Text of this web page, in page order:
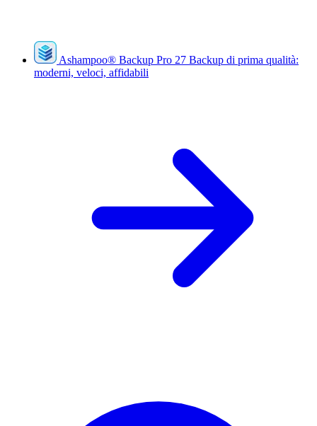
Ashampoo® Backup Pro 27 Backup di prima qualità:
moderni, veloci, affidabili